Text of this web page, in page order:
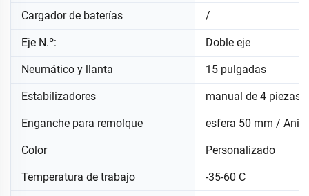
Cargador de baterías /
Eje N.º: Doble eje
Neumático y llanta 15 pulgadas
Estabilizadores manual de 4 piezas
Enganche para remolque esfera 50 mm /
Color Personalizado
Temperatura de trabajo -35-60 C